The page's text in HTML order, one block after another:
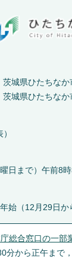
県ひたちなか
県ひたちなか
日まで）午前8
始（12月29日か
総合窓口の一部
分から正午まで